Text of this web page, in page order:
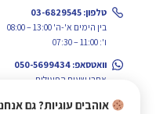
טלפון: 03-6829545
בין הימים א'-ה' 13:00 – 08:00
ו': 11:00 – 07:30
וואטסאפ: 050-5699434
אחרי שעות הפעילות
SEA2DOOR
אוהבים עוגיות? גם